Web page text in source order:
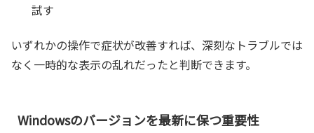
試す
いずれかの操作で症状が改善すれば、深刻なトラブルでは
なく一時的な表示の乱れだったと判断できます。
Windowsのバージョンを最新に保つ重要性